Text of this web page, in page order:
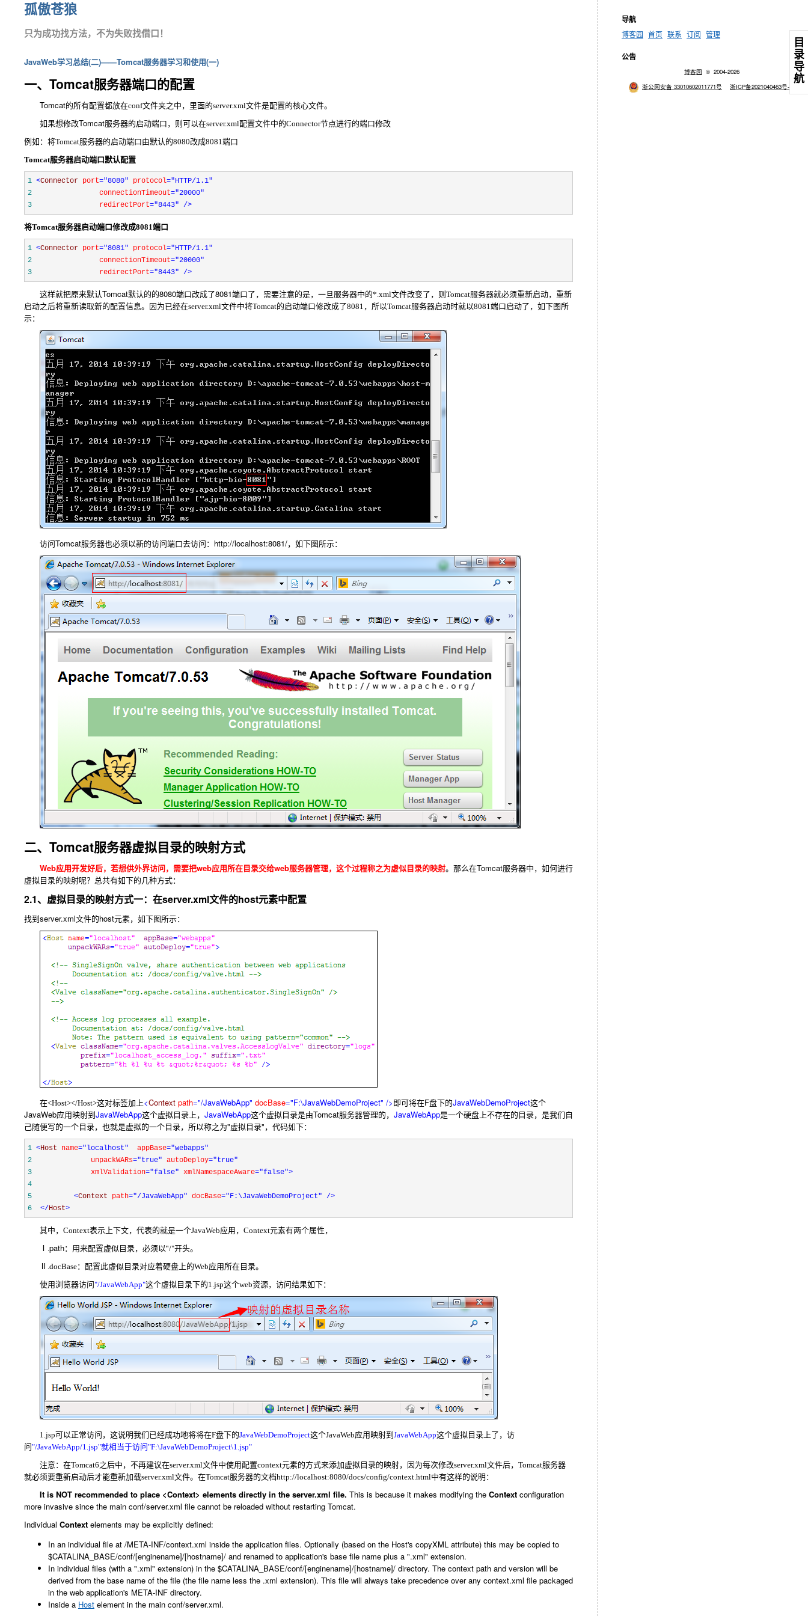
孤傲苍狼
只为成功找方法，不为失败找借口！
JavaWeb学习总结(二)——Tomcat服务器学习和使用(一)
一、Tomcat服务器端口的配置
Tomcat的所有配置都放在conf文件夹之中，里面的server.xml文件是配置的核心文件。
如果想修改Tomcat服务器的启动端口，则可以在server.xml配置文件中的Connector节点进行的端口修改
例如：将Tomcat服务器的启动端口由默认的8080改成8081端口
Tomcat服务器启动端口默认配置
1 <Connector port="8080" protocol="HTTP/1.1"
2
               connectionTimeout
="20000"
3
               redirectPort
="8443" />
将Tomcat服务器启动端口修改成8081端口
1 <Connector port="8081" protocol="HTTP/1.1"
2
               connectionTimeout
="20000"
3
               redirectPort
="8443" />
这样就把原来默认Tomcat默认的的8080端口改成了8081端口了，需要注意的是，一旦服务器中的*.xml文件改变了，则 Tomcat服务器就必须重新启动，重新
启动之后将重新读取新的配置信息。因为已经在server.xml文件中将Tomcat的启动端口修改成了8081，所以Tomcat服务器启动时就以8081端口启动了，如下图所
示：
访问Tomcat服务器也必须以新的访问端口去访问：http://localhost:8081/，如下图所示：
二、Tomcat服务器虚拟目录的映射方式
Web应用开发好后，若想供外界访问，需要把web应用所在目录交给web服务器管理，这个过程称之为虚似目录的映射。那么在Tomcat服务器中，如何进行
虚拟目录的映射呢？总共有如下的几种方式：
2.1、虚拟目录的映射方式一：在server.xml文件的host元素中配置
找到server.xml文件的host元素，如下图所示：
在<Host></Host>这对标签加上<Context path="/JavaWebApp" docBase="F:\JavaWebDemoProject" />即可将在F盘下的JavaWebDemoProject这个
JavaWeb应用映射到JavaWebApp这个虚拟目录上， JavaWebApp这个虚拟目录是由Tomcat服务器管理的， JavaWebApp是一个硬盘上不存在的目录，是我们自
己随便写的一个目录，也就是虚拟的一个目录，所以称之为"虚拟目录"，代码如下：
1 <Host name="localhost"
  appBase
="webapps"
2
             unpackWARs
="true" autoDeploy="true"
3
             xmlValidation
="false" xmlNamespaceAware="false">
4
5
<Context path="/JavaWebApp" docBase="F:\JavaWebDemoProject" />
6
</Host>
其中， Context表示上下文，代表的就是一个JavaWeb应用， Context元素有两个属性，
Ⅰ path：用来配置虚似目录，必须以"/"开头。
Ⅱ .docBase：配置此虚似目录对应着硬盘上的Web应用所在目录。
使用浏览器访问"/JavaWebApp"这个虚拟目录下的1.jsp这个web资源，访问结果如下：
1.jsp可以正常访问，这说明我们已经成功地将将在F盘下的JavaWebDemoProject这个JavaWeb应用映射到 JavaWebApp这个虚拟目录上了，访
问"/JavaWebApp/1.jsp"就相当于访问"F:\JavaWebDemoProject\1.jsp"
注意：在Tomcat6之后中，不再建议在server.xml文件中使用配置context元素的方式来添加虚拟目录的映射，因为每次修改server.xml文件后，Tomcat服务器
就必须要重新启动后才能重新加载server.xml文件。在Tomcat服务器的文档http://localhost:8080/docs/config/context.html中有这样的说明：
It is NOT recommended to place <Context> elements directly in the server.xml file. This is because it makes modifying the Context configuration
more invasive since the main conf/server.xml file cannot be reloaded without restarting Tomcat.
Individual Context elements may be explicitly defined:
In an individual file at /META-INF/context.xml inside the application files. Optionally (based on the Host's copyXML attribute) this may be copied to
$CATALINA_BASE/conf/[enginename]/[hostname]/ and renamed to application's base file name plus a ".xml" extension.
In individual files (with a ".xml" extension) in the $CATALINA_BASE/conf/[enginename]/[hostname]/ directory. The context path and version will be
derived from the base name of the file (the file name less the .xml extension). This file will always take precedence over any context.xml file packaged
in the web application's META-INF directory.
Inside a Host element in the main conf/server.xml.
导航
博客园 首页 联系 订阅 管理
公告
博客园 © 2004-2026
浙公网安备 33010602011771号
浙ICP备2021040463号-3
目
录
导
航